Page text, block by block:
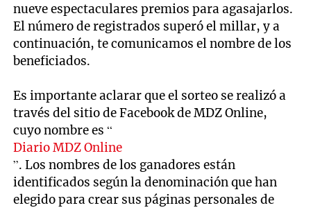
nueve espectaculares premios para agasajarlos.
El número de registrados superó el millar, y a
continuación, te comunicamos el nombre de los
beneficiados.
Es importante aclarar que el sorteo se realizó a
través del sitio de Facebook de MDZ Online,
cuyo nombre es “
Diario MDZ Online
”. Los nombres de los ganadores están
identificados según la denominación que han
elegido para crear sus páginas personales de